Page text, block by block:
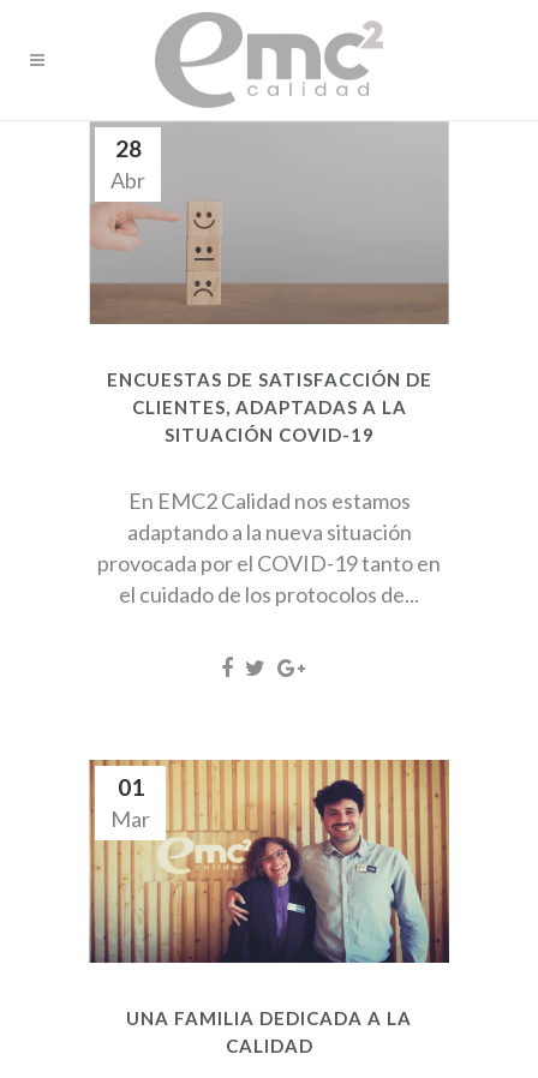
28
Abr
ENCUESTAS DE SATISFACCIÓN DE
CLIENTES, ADAPTADAS A LA
SITUACIÓN COVID-19
En EMC2 Calidad nos estamos
adaptando a la nueva situación
provocada por el COVID-19 tanto en
el cuidado de los protocolos de...
01
Mar
UNA FAMILIA DEDICADA A LA
CALIDAD